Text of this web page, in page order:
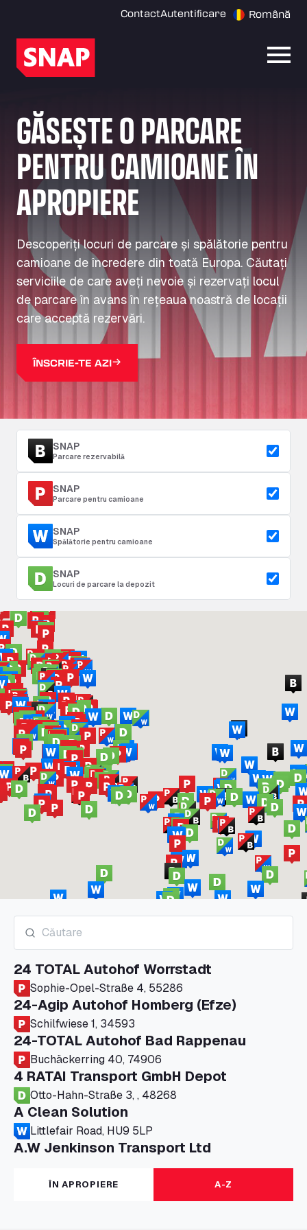
ContactAutentificare Română
GĂSEȘTE O PARCARE
PENTRU CAMIOANE ÎN
APROPIERE
Descoperiți locuri de parcare și spălătorie pentru
camioane de încredere din toată Europa. Căutați
serviciile de care aveți nevoie și rezervați locul
de parcare în avans în rețeaua noastră de locații
care acceptă rezervări.
ÎNSCRIE-TE AZI
SNAP
Parcare rezervabilă
SNAP
Parcare pentru camioane
SNAP
Spălătorie pentru camioane
SNAP
Locuri de parcare la depozit
24 TOTAL Autohof Worrstadt
Sophie-Opel-Straße 4, 55286
24-Agip Autohof Homberg (Efze)
Schilfwiese 1, 34593
24-TOTAL Autohof Bad Rappenau
Buchäckerring 40, 74906
4 RATAI Transport GmbH Depot
Otto-Hahn-Straße 3, , 48268
A Clean Solution
Littlefair Road, HU9 5LP
A.W Jenkinson Transport Ltd
Progress House, ME11 5GA
A+G Nettetal - Depot Parking
Am Panneschopp 7, 41334
ÎN APROPIERE A-Z